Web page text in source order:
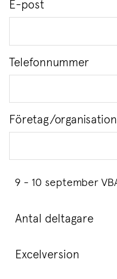
E-post
Telefonnummer
Företag/organisation